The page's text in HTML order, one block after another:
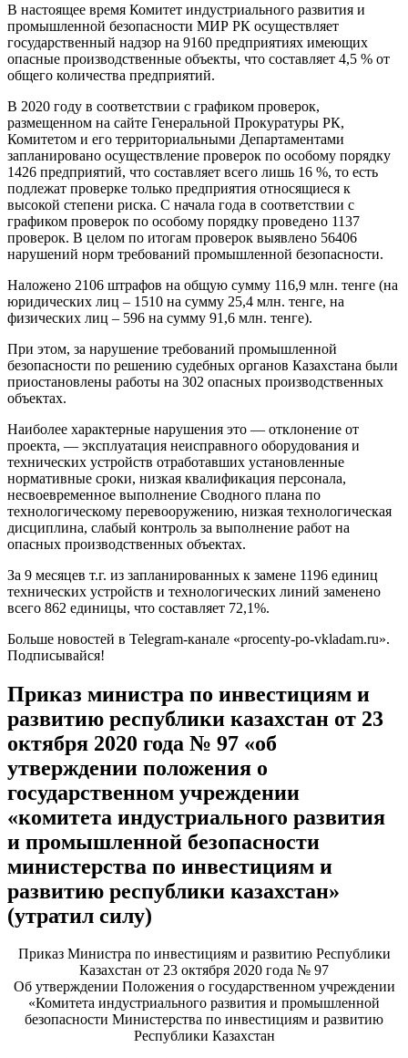
В настоящее время Комитет индустриального развития и
промышленной безопасности МИР РК осуществляет
государственный надзор на 9160 предприятиях имеющих
опасные производственные объекты, что составляет 4,5 % от
общего количества предприятий.
В 2020 году в соответствии с графиком проверок,
размещенном на сайте Генеральной Прокуратуры РК,
Комитетом и его территориальными Департаментами
запланировано осуществление проверок по особому порядку
1426 предприятий, что составляет всего лишь 16 %, то есть
подлежат проверке только предприятия относящиеся к
высокой степени риска. С начала года в соответствии с
графиком проверок по особому порядку проведено 1137
проверок. В целом по итогам проверок выявлено 56406
нарушений норм требований промышленной безопасности.
Наложено 2106 штрафов на общую сумму 116,9 млн. тенге (на
юридических лиц – 1510 на сумму 25,4 млн. тенге, на
физических лиц – 596 на сумму 91,6 млн. тенге).
При этом, за нарушение требований промышленной
безопасности по решению судебных органов Казахстана были
приостановлены работы на 302 опасных производственных
объектах.
Наиболее характерные нарушения это — отклонение от
проекта, — эксплуатация неисправного оборудования и
технических устройств отработавших установленные
нормативные сроки, низкая квалификация персонала,
несвоевременное выполнение Сводного плана по
технологическому перевооружению, низкая технологическая
дисциплина, слабый контроль за выполнение работ на
опасных производственных объектах.
За 9 месяцев т.г. из запланированных к замене 1196 единиц
технических устройств и технологических линий заменено
всего 862 единицы, что составляет 72,1%.
Больше новостей в Telegram-канале «procenty-po-vkladam.ru».
Подписывайся!
Приказ министра по инвестициям и
развитию республики казахстан от 23
октября 2020 года № 97 «об
утверждении положения о
государственном учреждении
«комитета индустриального развития
и промышленной безопасности
министерства по инвестициям и
развитию республики казахстан»
(утратил силу)
Приказ Министра по инвестициям и развитию Республики
Казахстан от 23 октября 2020 года № 97
Об утверждении Положения о государственном учреждении
«Комитета индустриального развития и промышленной
безопасности Министерства по инвестициям и развитию
Республики Казахстан